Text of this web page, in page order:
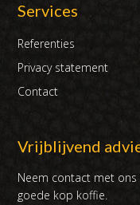
Services
Referenties
Privacy statement
Contact
Vrijblijvend
Neem contact met
goede kop koffie.